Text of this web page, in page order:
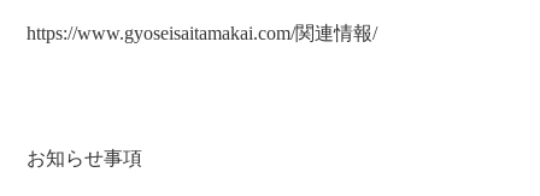
https://www.gyoseisaitamakai.com/関連情報/
お知らせ事項